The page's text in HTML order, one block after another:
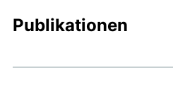
Publikationen